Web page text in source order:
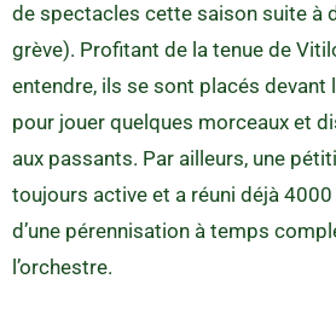
de spectacles cette saison suite à
grève). Profitant de la tenue de
entendre, ils se sont placés devant
pour jouer quelques morceaux et
aux passants. Par ailleurs, une
toujours active et a réuni déjà
d’une pérennisation à temps
l’orchestre.